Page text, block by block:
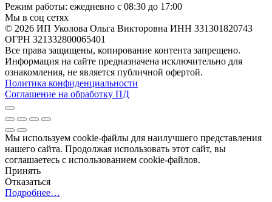
Режим работы: ежедневно с 08:30 до 17:00
Мы в соц сетях
© 2026 ИП Уколова Ольга Викторовна ИНН 331301820743
ОГРН 321332800065401
Все права защищены, копирование контента запрещено.
Информация на сайте предназначена исключительно для
ознакомления, не является публичной офертой.
Политика конфиденциальности
Соглашение на обработку ПД
Мы используем cookie-файлы для наилучшего представления
нашего сайта. Продолжая использовать этот сайт, вы
соглашаетесь с использованием cookie-файлов.
Принять
Отказаться
Подробнее…